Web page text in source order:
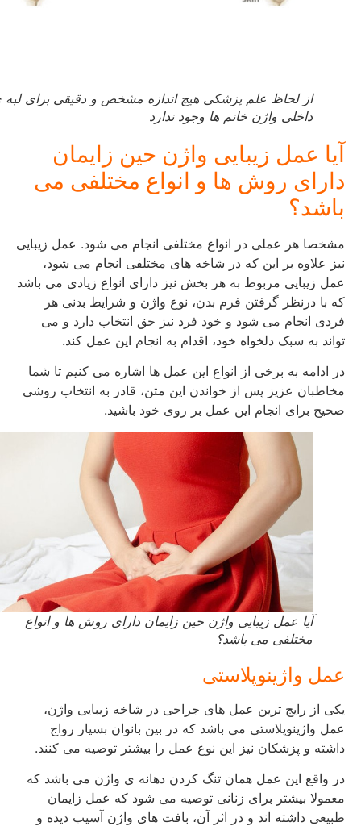
از لحاظ علم پزشکی هیچ اندازه مشخص و دقیقی برای لبه ی
داخلی واژن خانم ها وجود ندارد
آیا عمل زیبایی واژن حین زایمان
دارای روش ها و انواع مختلفی می
باشد؟
مشخصا هر عملی در انواع مختلفی انجام می شود. عمل زیبایی
نیز علاوه بر این که در شاخه های مختلفی انجام می شود،
عمل زیبایی مربوط به هر بخش نیز دارای انواع زیادی می باشد
که با درنظر گرفتن فرم بدن، نوع واژن و شرایط بدنی هر
فردی انجام می شود و خود فرد نیز حق انتخاب دارد و می
تواند به سبک دلخواه خود، اقدام به انجام این عمل کند.
در ادامه به برخی از انواع این عمل ها اشاره می کنیم تا شما
مخاطبان عزیز پس از خواندن این متن، قادر به انتخاب روشی
صحیح برای انجام این عمل بر روی خود باشید.
آیا عمل زیبایی واژن حین زایمان دارای روش ها و انواع
مختلفی می باشد؟
عمل واژینوپلاستی
یکی از رایج ترین عمل های جراحی در شاخه زیبایی واژن،
عمل واژینوپلاستی می باشد که در بین بانوان بسیار رواج
داشته و پزشکان نیز این نوع عمل را بیشتر توصیه می کنند.
در واقع این عمل همان تنگ کردن دهانه ی واژن می باشد که
معمولا بیشتر برای زنانی توصیه می شود که عمل زایمان
طبیعی داشته اند و در اثر آن، بافت های واژن آسیب دیده و